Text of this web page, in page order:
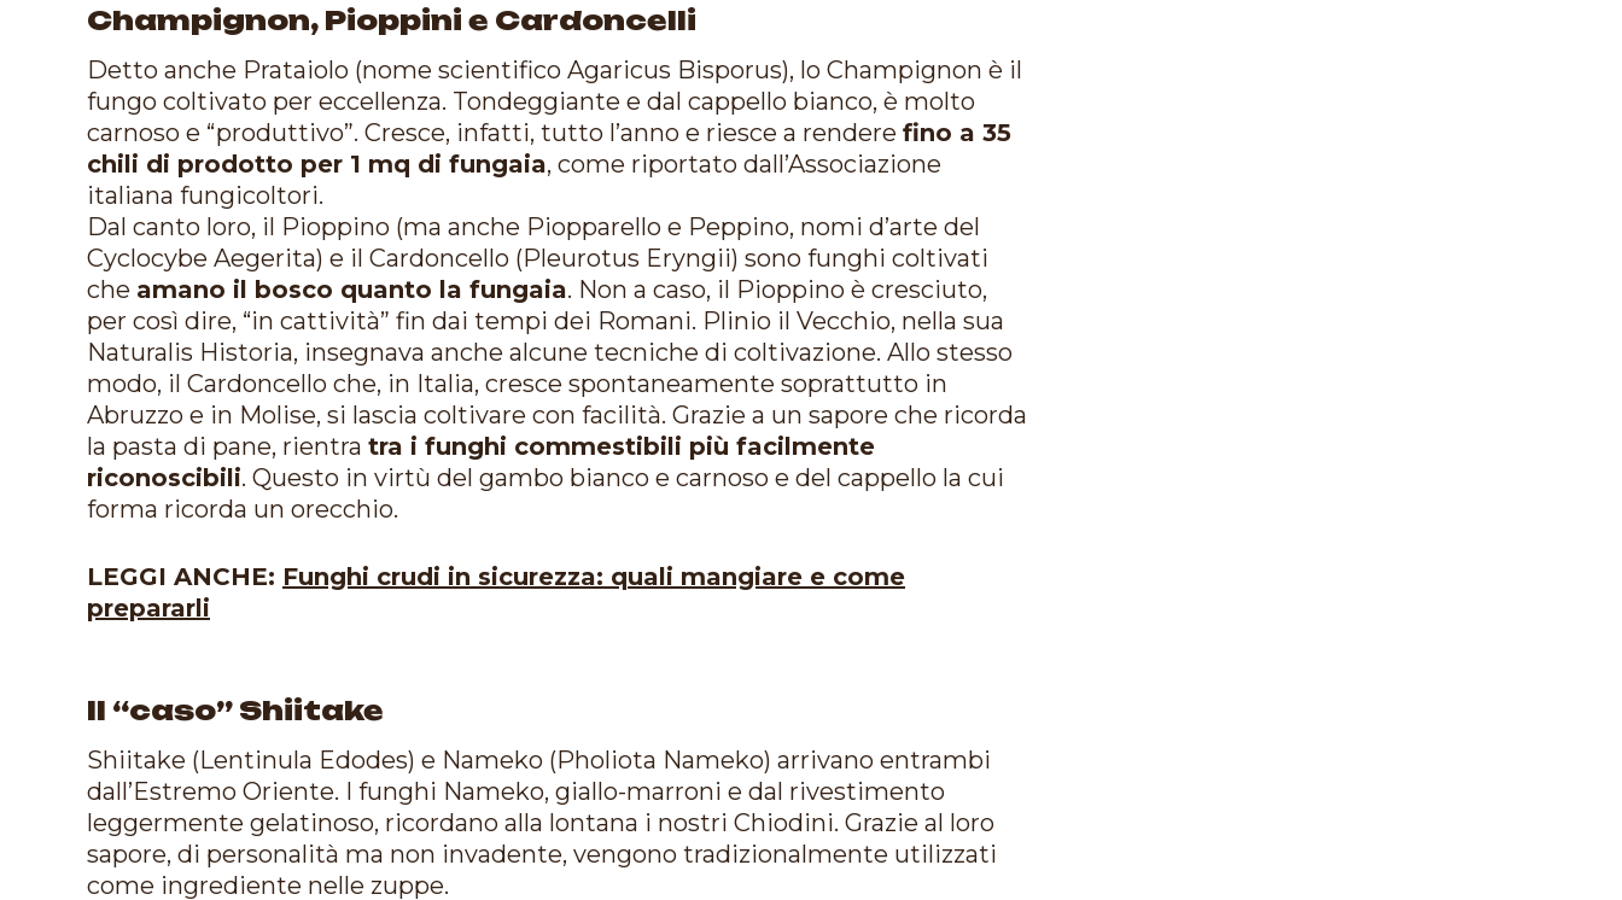
Champignon, Pioppini e Cardoncelli
Detto anche Prataiolo (nome scientifico Agaricus Bisporus), lo Champignon è il
fungo coltivato per eccellenza. Tondeggiante e dal cappello bianco, è molto
carnoso e “produttivo”. Cresce, infatti, tutto l’anno e riesce a rendere fino a 35
chili di prodotto per 1 mq di fungaia, come riportato dall’Associazione
italiana fungicoltori.
Dal canto loro, il Pioppino (ma anche Piopparello e Peppino, nomi d’arte del
Cyclocybe Aegerita) e il Cardoncello (Pleurotus Eryngii) sono funghi coltivati
che amano il bosco quanto la fungaia. Non a caso, il Pioppino è cresciuto,
per così dire, “in cattività” fin dai tempi dei Romani. Plinio il Vecchio, nella sua
Naturalis Historia, insegnava anche alcune tecniche di coltivazione. Allo stesso
modo, il Cardoncello che, in Italia, cresce spontaneamente soprattutto in
Abruzzo e in Molise, si lascia coltivare con facilità. Grazie a un sapore che ricorda
la pasta di pane, rientra tra i funghi commestibili più facilmente
riconoscibili. Questo in virtù del gambo bianco e carnoso e del cappello la cui
forma ricorda un orecchio.
LEGGI ANCHE: Funghi crudi in sicurezza: quali mangiare e come
prepararli
Il “caso” Shiitake
Shiitake (Lentinula Edodes) e Nameko (Pholiota Nameko) arrivano entrambi
dall’Estremo Oriente. I funghi Nameko, giallo-marroni e dal rivestimento
leggermente gelatinoso, ricordano alla lontana i nostri Chiodini. Grazie al loro
sapore, di personalità ma non invadente, vengono tradizionalmente utilizzati
come ingrediente nelle zuppe.